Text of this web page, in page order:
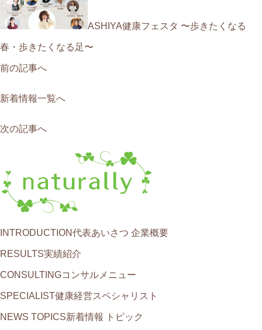
ASHIYA健康フェスタ 〜歩きたくなる
春・歩きたくなる足〜
前の記事へ
新着情報一覧へ
次の記事へ
INTRODUCTION代表あいさつ 企業概要
RESULTS実績紹介
CONSULTINGコンサルメニュー
SPECIALIST健康経営スペシャリスト
NEWS TOPICS新着情報 トピック